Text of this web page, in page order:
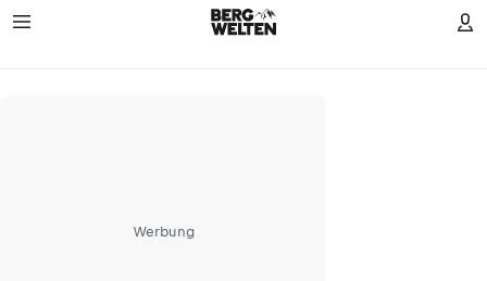
Werbung